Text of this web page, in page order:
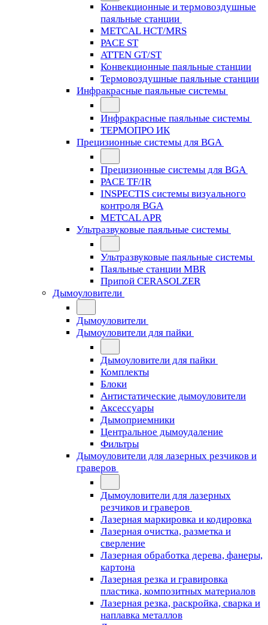
Конвекционные и термовоздушные
паяльные станции
METCAL HCT/MRS
PACE ST
ATTEN GT/ST
Конвекционные паяльные станции
Термовоздушные паяльные станции
Инфракрасные паяльные системы
Инфракрасные паяльные системы
ТЕРМОПРО ИК
Прецизионные системы для BGA
Прецизионные системы для BGA
PACE TF/IR
INSPECTIS системы визуального
контроля BGA
METCAL APR
Ультразвуковые паяльные системы
Ультразвуковые паяльные системы
Паяльные станции MBR
Припой CERASOLZER
Дымоуловители
Дымоуловители
Дымоуловители для пайки
Дымоуловители для пайки
Комплекты
Блоки
Антистатические дымоуловители
Аксессуары
Дымоприемники
Центральное дымоудаление
Фильтры
Дымоуловители для лазерных резчиков и
граверов
Дымоуловители для лазерных
резчиков и граверов
Лазерная маркировка и кодировка
Лазерная очистка, разметка и
сверление
Лазерная обработка дерева, фанеры,
картона
Лазерная резка и гравировка
пластика, композитных материалов
Лазерная резка, раскройка, сварка и
наплавка металлов